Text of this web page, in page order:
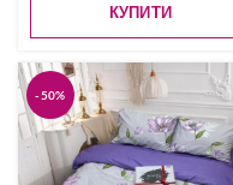
КУПИТИ
-50%